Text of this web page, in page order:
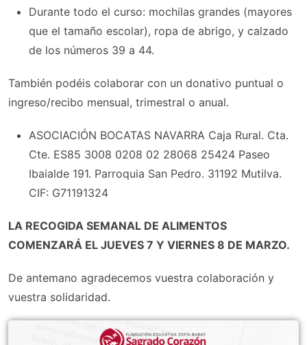
Durante todo el curso: mochilas grandes (mayores
que el tamaño escolar), ropa de abrigo, y calzado
de los números 39 a 44.
También podéis colaborar con un donativo puntual o
ingreso/recibo mensual, trimestral o anual.
ASOCIACIÓN BOCATAS NAVARRA Caja Rural. Cta.
Cte. ES85 3008 0208 02 28068 25424 Paseo
Ibaialde 191. Parroquia San Pedro. 31192 Mutilva.
CIF: G71191324
LA RECOGIDA SEMANAL DE ALIMENTOS
COMENZARÁ EL JUEVES 7 Y VIERNES 8 DE MARZO.
De antemano agradecemos vuestra colaboración y
vuestra solidaridad.